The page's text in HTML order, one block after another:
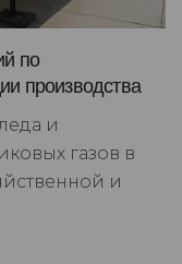
по
производства
и
газов в
и